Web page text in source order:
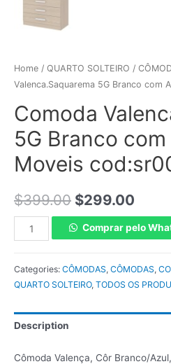
Home / QUARTO SOLTEIRO /
Valenca.Saquarema 5G Branco com
Comoda
5G Branco com
Moveis
$399.00 $299.00
Comprar pelo
Categories: CÔMODAS, CÔMODAS,
QUARTO SOLTEIRO, TODOS OS
Description
Cômoda Valença, Côr Branco/